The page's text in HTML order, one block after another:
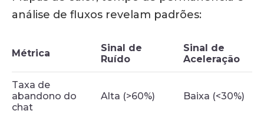
análise de fluxos revelam padrões:
Métrica
Sinal de
Ruído
Sinal de
Aceleração
Taxa de
abandono do
chat
Alta (>60%) Baixa (<30%)